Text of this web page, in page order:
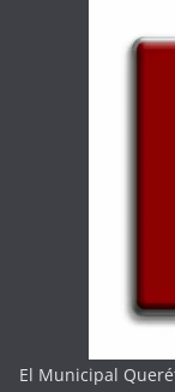
El Municipal